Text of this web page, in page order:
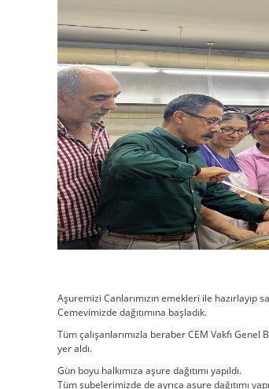
Aşuremizi Canlarımızın emekleri ile hazırlayıp
Cemevimizde dağıtımına başladık.
Tüm çalışanlarımızla beraber CEM Vakfı
yer aldı.
Gün boyu halkımıza aşure dağıtımı yapıldı.
Tüm şubelerimizde de ayrıca aşure dağıtımı